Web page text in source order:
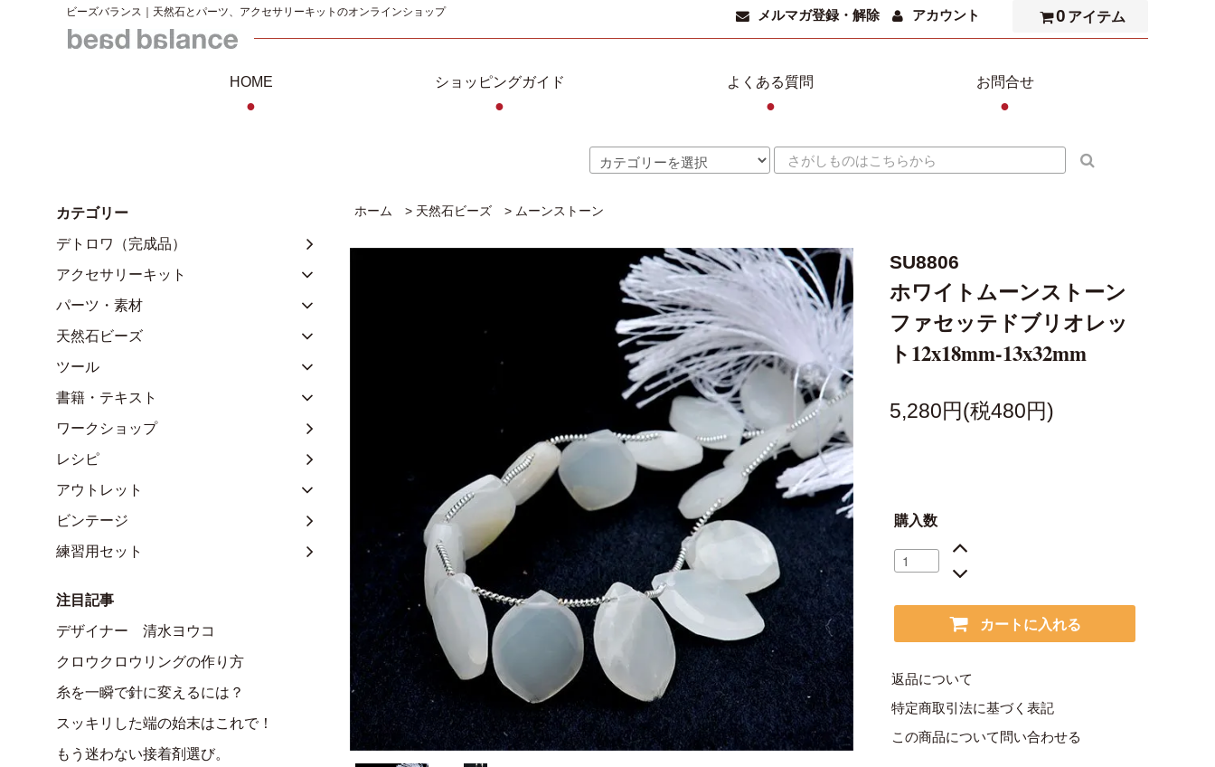
ビーズバランス｜天然石とパーツ、アクセサリーキットのオンラインショップ メルマガ登録・解除 アカウント 0 アイテム
HOME
●
ショッピングガイド
●
よくある質問
●
お問合せ
●
ホーム > 天然石ビーズ > ムーンストーン
SU8806
ホワイトムーンストーン
ファセッテドブリオレッ
ト12x18mm-13x32mm
5,280円(税480円)
購入数
カートに入れる
返品について
特定商取引法に基づく表記
この商品について問い合わせる
カテゴリー
デトロワ（完成品）
アクセサリーキット
パーツ・素材
天然石ビーズ
ツール
書籍・テキスト
ワークショップ
レシピ
アウトレット
ビンテージ
練習用セット
注目記事
デザイナー 清水ヨウコ
クロウクロウリングの作り方
糸を一瞬で針に変えるには？
スッキリした端の始末はこれで！
もう迷わない接着剤選び。